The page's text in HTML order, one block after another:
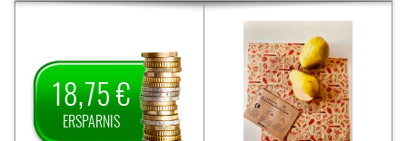
Dankeschön
18,75 €
ERSPARNIS
Zeitschrift
Auto Zeitung
classic cars.
Als
Dankeschön erhalten Sie
von uns
18,75 € Ersparnis
Sie verschenken ein Jahr
Lesespaß mit dem Titel
Auto Zeitung classic cars.
Als Dankeschön erhalten
Sie von uns ein Set
bestehend aus zwei